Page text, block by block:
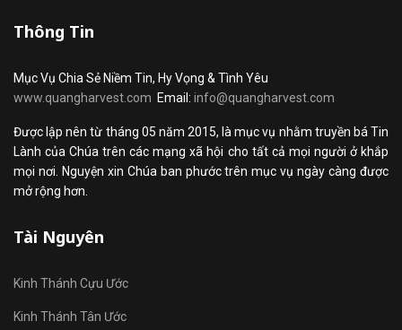
Thông Tin
Mục Vụ Chia Sẻ Niềm Tin, Hy Vọng & Tình Yêu
www.quangharvest.com Email: info@quangharvest.com
Được lập nên từ tháng 05 năm 2015, là mục vụ nhằm truyền bá Tin
Lành của Chúa trên các mạng xã hội cho tất cả mọi người ở khắp
mọi nơi. Nguyện xin Chúa ban phước trên mục vụ ngày càng được
mở rộng hơn.
Tài Nguyên
Kinh Thánh Cựu Ước
Kinh Thánh Tân Ước